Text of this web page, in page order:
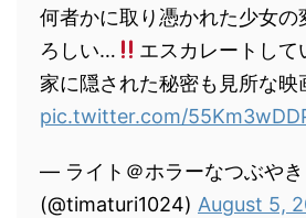
何者かに取り憑かれた少女の
ろしい…
エスカレートして
家に隠された秘密も見所な映
pic.twitter.com/
— ライト＠ホラーなつぶやき
(@timaturi1024) August 5,